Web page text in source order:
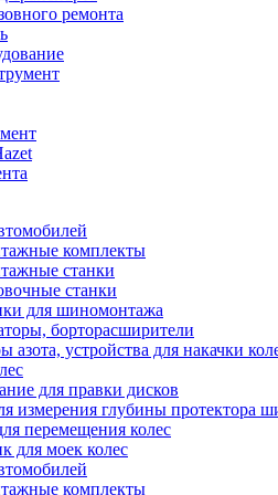
ремонта
комплекты
станки
станки
для шиномонтажа
борторасширители
азота, устройства для накачки
для правки дисков
измерения глубины протектора
перемещения колес
для моек колеc
комплекты